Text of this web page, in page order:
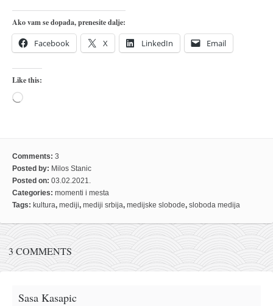
Ako vam se dopada, prenesite dalje:
Facebook X LinkedIn Email
Like this:
Loading…
Comments: 3
Posted by: Milos Stanic
Posted on: 03.02.2021.
Categories: momenti i mesta
Tags: kultura, mediji, mediji srbija, medijske slobode, sloboda medija
3 COMMENTS
Sasa Kasapic